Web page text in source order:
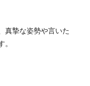
真摯な姿勢や言いた